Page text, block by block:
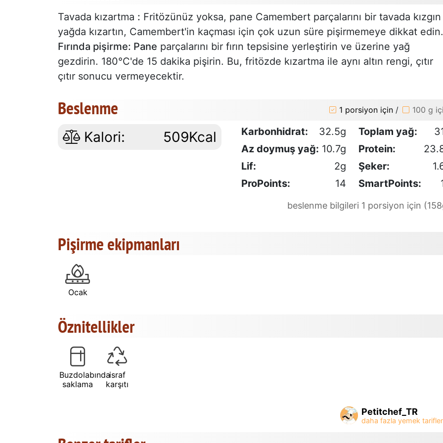
Tavada kızartma : Fritözünüz yoksa, pane Camembert parçalarını bir tavada kızgın
yağda kızartın, Camembert'in kaçması için çok uzun süre pişirmemeye dikkat edin.
Fırında pişirme: Pane parçalarını bir fırın tepsisine yerleştirin ve üzerine yağ
gezdirin. 180°C'de 15 dakika pişirin. Bu, fritözde kızartma ile aynı altın rengi, çıtır
çıtır sonucu vermeyecektir.
Beslenme 1 porsiyon için / 100 g
Kalori: 509Kcal Karbonhidrat: 32.5g Toplam yağ:
Az doymuş yağ: 10.7g Protein:
Lif:
2g Şeker:
ProPoints:
14 SmartPoints:
beslenme bilgileri 1 porsiyon için
Pişirme ekipmanları
Ocak
Öznitellikler
Buzdolabında
saklama
israf
karşıtı
Petitchef_TR